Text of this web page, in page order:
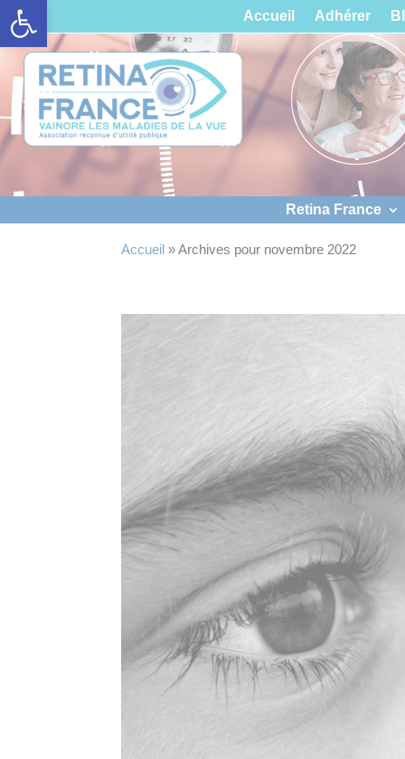
Panneau de gestion des cookies
Ouvrir la barre d’outils Accueil Adhérer
Retina France
Accueil »Archives pour novembre 2022